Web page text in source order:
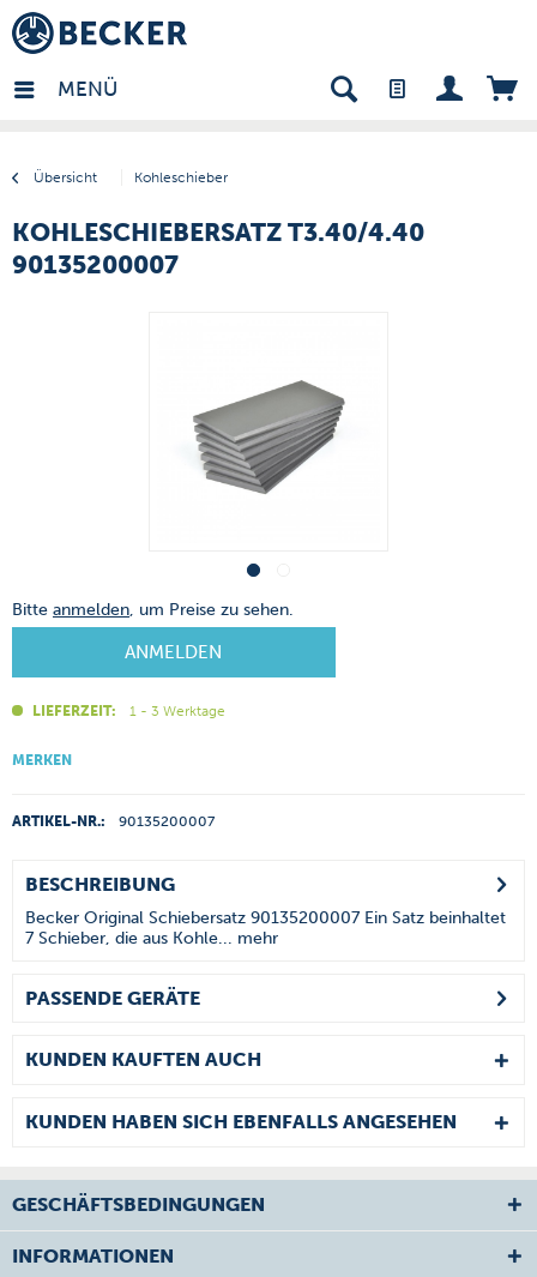
MENÜ
Übersicht Kohleschieber
- DE
KOHLESCHIEBERSATZ T3.40/4.40
90135200007
Bitte anmelden, um Preise zu sehen.
ANMELDEN
LIEFERZEIT: 1 - 3 Werktage
MERKEN
ARTIKEL-NR.: 90135200007
BESCHREIBUNG
Becker Original Schiebersatz 90135200007 Ein Satz beinhaltet
7 Schieber, die aus Kohle... mehr
PASSENDE GERÄTE
KUNDEN KAUFTEN AUCH
KUNDEN HABEN SICH EBENFALLS ANGESEHEN
GESCHÄFTSBEDINGUNGEN
INFORMATIONEN